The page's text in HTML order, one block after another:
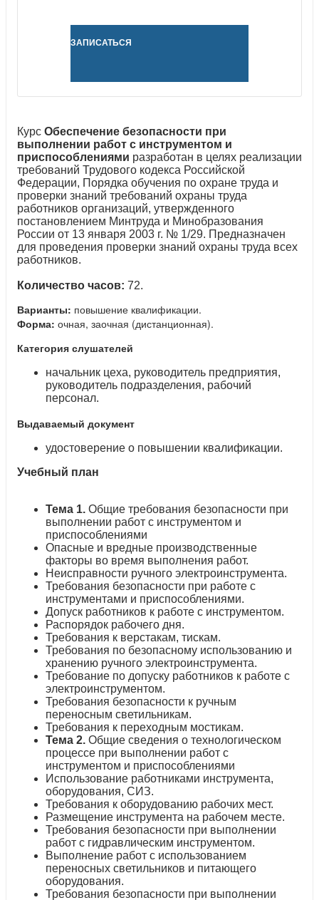
ЗАПИСАТЬСЯ
Курс Обеспечение безопасности при
выполнении работ с инструментом и
приспособлениями разработан в целях реализации
требований Трудового кодекса Российской
Федерации, Порядка обучения по охране труда и
проверки знаний требований охраны труда
работников организаций, утвержденного
постановлением Минтруда и Минобразования
России от 13 января 2003 г. № 1/29. Предназначен
для проведения проверки знаний охраны труда всех
работников.
Количество часов: 72.
Варианты: повышение квалификации.
Форма: очная, заочная (дистанционная).
Категория слушателей
начальник цеха, руководитель предприятия,
руководитель подразделения, рабочий
персонал.
Выдаваемый документ
удостоверение о повышении квалификации.
Учебный план
Тема 1. Общие требования безопасности при
выполнении работ с инструментом и
приспособлениями
Опасные и вредные производственные
факторы во время выполнения работ.
Неисправности ручного электроинструмента.
Требования безопасности при работе с
инструментами и приспособлениями.
Допуск работников к работе с инструментом.
Распорядок рабочего дня.
Требования к верстакам, тискам.
Требования по безопасному использованию и
хранению ручного электроинструмента.
Требование по допуску работников к работе с
электроинструментом.
Требования безопасности к ручным
переносным светильникам.
Требования к переходным мостикам.
Тема 2. Общие сведения о технологическом
процессе при выполнении работ с
инструментом и приспособлениями
Использование работниками инструмента,
оборудования, СИЗ.
Требования к оборудованию рабочих мест.
Размещение инструмента на рабочем месте.
Требования безопасности при выполнении
работ с гидравлическим инструментом.
Выполнение работ с использованием
переносных светильников и питающего
оборудования.
Требования безопасности при выполнении